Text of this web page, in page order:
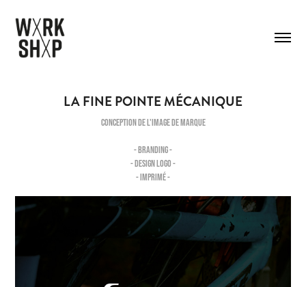
LA FINE POINTE MÉCANIQUE
Conception de l'image de marque
- BRANDING -
- DESIGN LOGO -
- IMPRIMÉ -